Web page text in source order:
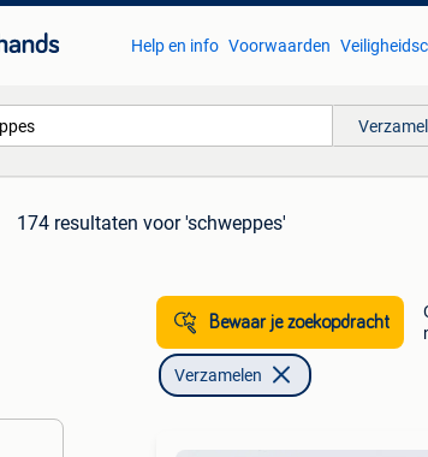
Help en info Voorwaarden
174 resultaten voor 'schweppes'
Bewaar je zoekopdracht
Verzamelen